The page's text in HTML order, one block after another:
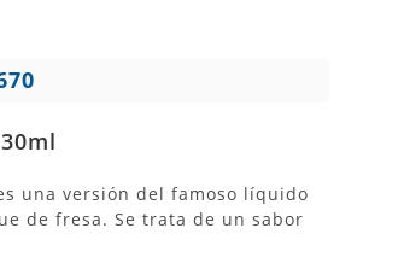
una versión del famoso líquido
de fresa. Se trata de un sabor